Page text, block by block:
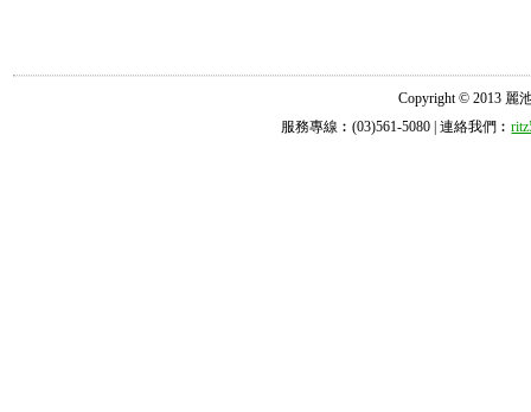
Copyright © 2013 麗
服務專線︰(03)561-5080 | 連絡我們︰